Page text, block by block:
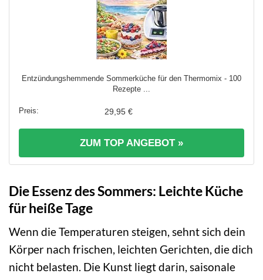
Entzündungshemmende Sommerküche für den Thermomix - 100
Rezepte ...
29,95 €
ZUM TOP ANGEBOT »
Die Essenz des Sommers: Leichte Küche
für heiße Tage
Wenn die Temperaturen steigen, sehnt sich dein
Körper nach frischen, leichten Gerichten, die dich
nicht belasten. Die Kunst liegt darin, saisonale